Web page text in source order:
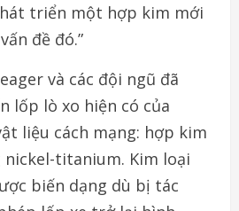
triển một hợp kim mới
đề đó.”
và các đội ngũ đã
lốp lò xo hiện có của
liệu cách mạng: hợp kim
titanium. Kim loại
biến dạng dù bị tác